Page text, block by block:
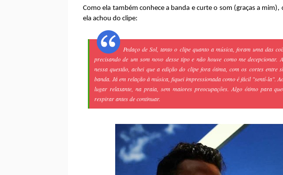
Como ela também conhece a banda e curte o som (graças a mim),
ela achou do clipe:
Pedaço de Sol, tanto o clipe quanto a música, foram uma das
precisando de um som novo desse tipo e não houve como me
nessa questão, achei que a edição do clipe fora ótima, com os cortes entre
banda. Já em relação à música, fiquei impressionada como é fácil "sentí-la".
lugar relaxante, na praia, sem maiores preocupações. Algo ótimo para
respirar antes de continuar.